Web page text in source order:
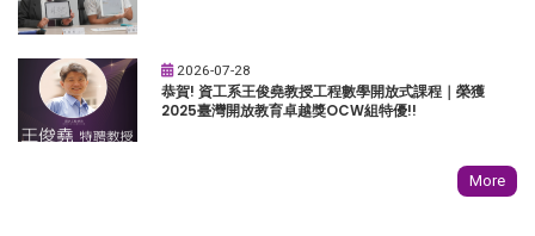
2026-07-28
恭賀! 資工系王俊堯教授工程數學開放式課程｜榮獲
2025臺灣開放教育卓越獎OCW組特優!!
More